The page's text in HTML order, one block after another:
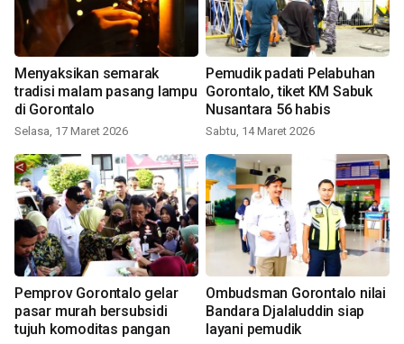
Menyaksikan semarak
tradisi malam pasang lampu
di Gorontalo
Selasa, 17 Maret 2026
Pemudik padati Pelabuhan
Gorontalo, tiket KM Sabuk
Nusantara 56 habis
Sabtu, 14 Maret 2026
Pemprov Gorontalo gelar
pasar murah bersubsidi
tujuh komoditas pangan
Ombudsman Gorontalo nilai
Bandara Djalaluddin siap
layani pemudik